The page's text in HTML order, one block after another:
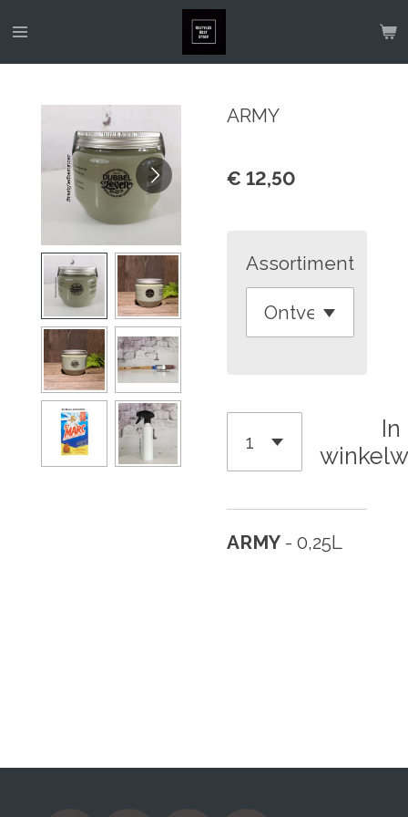
Ga
hoofdinhoud
ARMY
€ 12,50
Assortiment
In
ARMY - 0,25L